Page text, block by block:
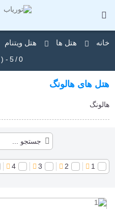
خانه هتل ها هتل ویتنام
0
/
5
- (
هتل های هالونگ
هالونگ
1
2
3
4